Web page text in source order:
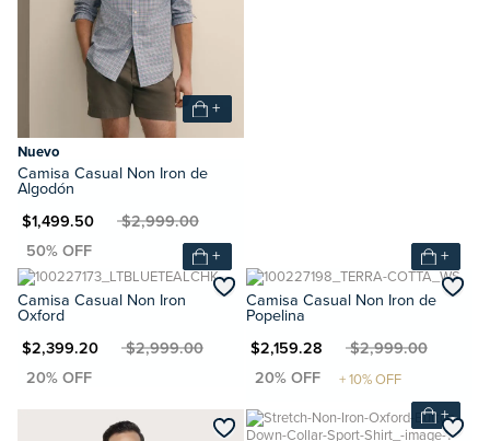
+
Nuevo
Camisa Casual Non Iron de
Algodón
$1,499.50MXN $2,999.00
+
Camisa Casual Non Iron
Oxford
$2,399.20MXN $2,999.00
+
Camisa Casual Non Iron de
Popelina
MXN $2,159.28MXN $2,999.00
+